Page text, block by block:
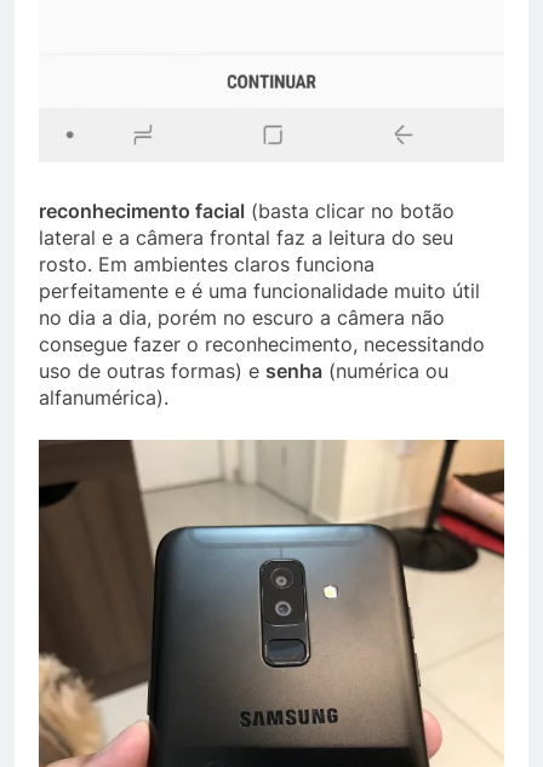
reconhecimento facial (basta clicar no botão
lateral e a câmera frontal faz a leitura do seu
rosto. Em ambientes claros funciona
perfeitamente e é uma funcionalidade muito útil
no dia a dia, porém no escuro a câmera não
consegue fazer o reconhecimento, necessitando
uso de outras formas) e senha (numérica ou
alfanumérica).